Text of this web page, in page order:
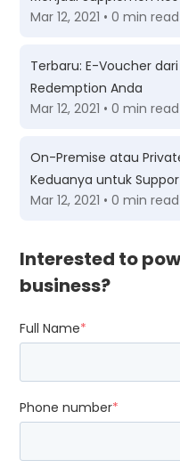
Mar 12, 2021 • 0 min read
Terbaru: E-Voucher
Redemption Anda
Mar 12, 2021 • 0 min read
On-Premise atau
Keduanya untuk
Mar 12, 2021 • 0 min read
Interested to
business?
Full Name*
Phone number*